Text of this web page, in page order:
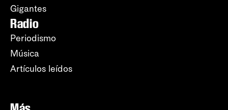
Gigantes
Radio
Periodismo
Música
Artículos leídos